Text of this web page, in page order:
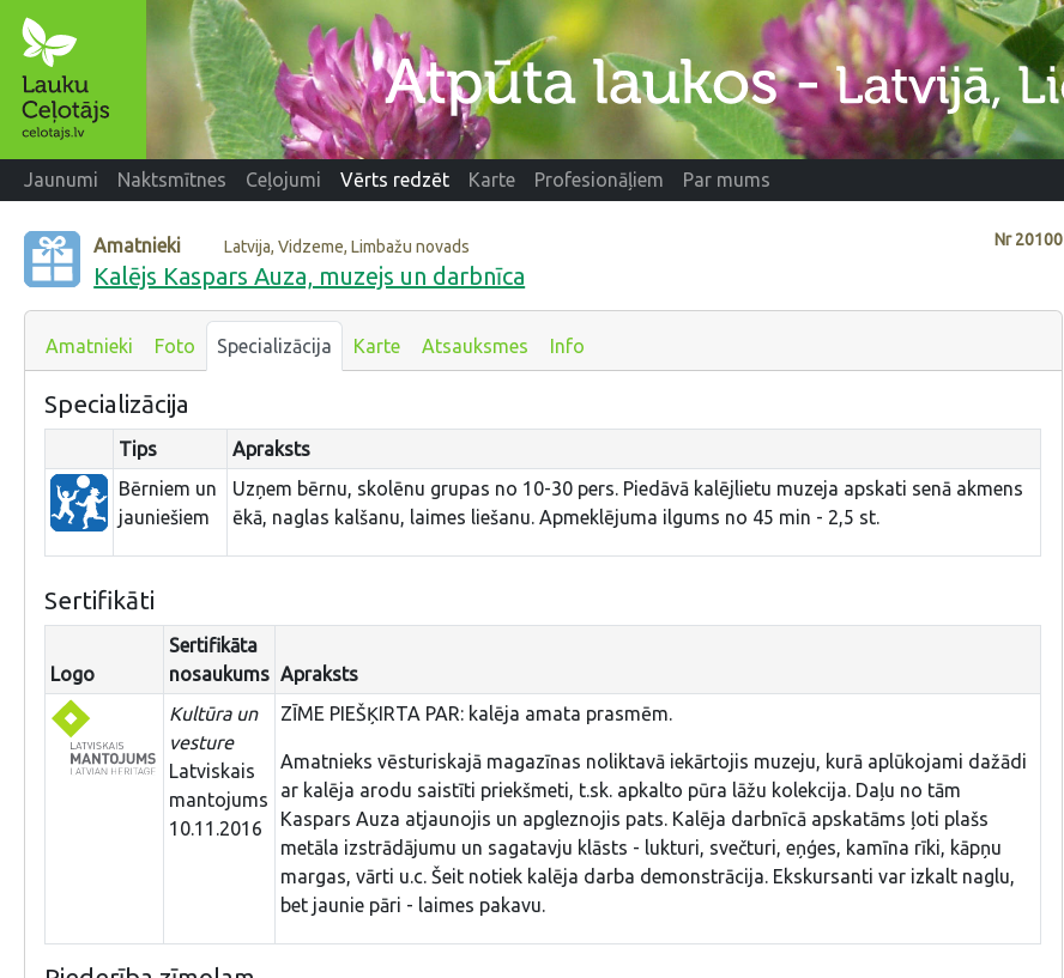
Jaunumi Naktsmītnes Ceļojumi Vērts redzēt Karte Profesionāļiem Par mums
Nr20100
Amatnieki Latvija, Vidzeme, Limbažu novads
Kalējs Kaspars Auza, muzejs un darbnīca
Amatnieki Foto Specializācija Karte Atsauksmes Info
Specializācija
Tips
Apraksts
Bērniem un
jauniešiem
Uzņem bērnu, skolēnu grupas no 10-30 pers. Piedāvā kalējlietu muzeja apskati senā akmens
ēkā, naglas kalšanu, laimes liešanu. Apmeklējuma ilgums no 45 min - 2,5 st.
Sertifikāti
Logo
Sertifikāta
nosaukums Apraksts
Kultūra un
vesture
Latviskais
mantojums
10.11.2016
ZĪME PIEŠĶIRTA PAR: kalēja amata prasmēm.
Amatnieks vēsturiskajā magazīnas noliktavā iekārtojis muzeju, kurā aplūkojami dažādi
ar kalēja arodu saistīti priekšmeti, t.sk. apkalto pūra lāžu kolekcija. Daļu no tām
Kaspars Auza atjaunojis un apgleznojis pats. Kalēja darbnīcā apskatāms ļoti plašs
metāla izstrādājumu un sagatavju klāsts - lukturi, svečturi, eņģes, kamīna rīki, kāpņu
margas, vārti u.c. Šeit notiek kalēja darba demonstrācija. Ekskursanti var izkalt naglu,
bet jaunie pāri - laimes pakavu.